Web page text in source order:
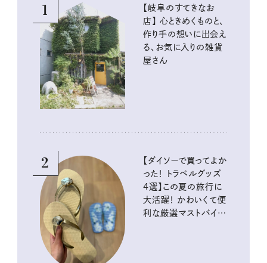
1
【岐阜のすてきなお
店】 心ときめくものと、
作り手の想いに出会え
る、お気に入りの雑貨
屋さん
2
【ダイソーで買ってよか
った！ トラベルグッズ
4選】この夏の旅行に
大活躍！ かわいくて便
利な厳選マストバイア